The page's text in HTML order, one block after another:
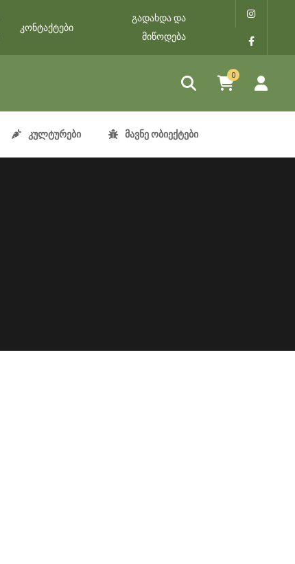
კონტაქტები
გადახდა და
მიწოდება
0
კულტურები მავნე ობიექტები